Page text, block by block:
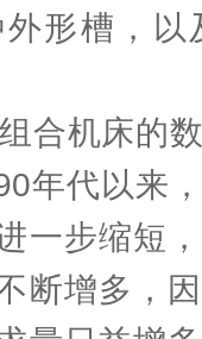
形槽，
合机床的
年代以来
一步缩短
断增多，